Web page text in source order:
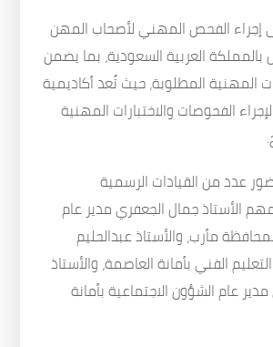
إجراء الفحص المهني لأصحاب المهن
بالمملكة العربية السعودية، بما يضمن
المهنية المطلوبة، حيث تُعد أكاديمية
الفحوصات والاختبارات المهنية
عدد من القيادات الرسمية
الأستاذ جمال الجعفري مدير عام
مأرب، والأستاذ عبدالحليم
الفني بأمانة العاصمة، والأستاذ
عام الشؤون الاجتماعية بأمانة